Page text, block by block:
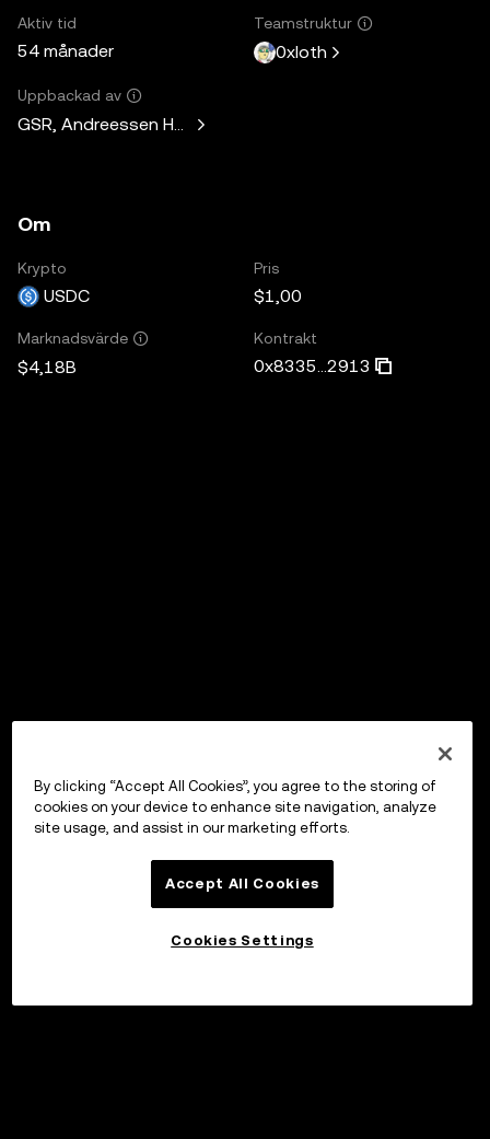
Aktiv tid
54 månader
Teamstruktur
0xloth
Uppbackad av
GSR, Andreessen Horowitz, Mechanism Capital, Variant
Om
Krypto
USDC
Pris
$1,00
Marknadsvärde
$4,18B
Kontrakt
0x8335...2913
By clicking “Accept All Cookies”, you agree to the storing of
cookies on your device to enhance site navigation, analyze
site usage, and assist in our marketing efforts.
Accept All Cookies
Cookies Settings